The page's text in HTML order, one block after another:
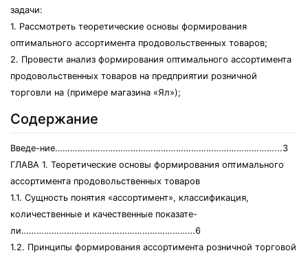
задачи:
1. Рассмотреть теоретические основы формирования
оптимального ассортимента продовольственных товаров;
2. Провести анализ формирования оптимального ассортимента
продовольственных товаров на предприятии розничной
торговли на (примере магазина «Ял»);
Содержание
Введе-ние……………………………………………………………………………...3
ГЛАВА 1. Теоретические основы формирования оптимального
ассортимента продовольственных товаров
1.1. Сущность понятия «ассортимент», классификация,
количественные и качественные показате-
ли……………………………………………………………6
1.2. Принципы формирования ассортимента розничной торговой